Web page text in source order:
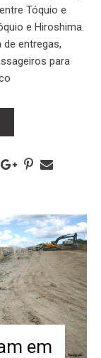
Tóquio e
e Hiroshima.
de entregas,
para
em